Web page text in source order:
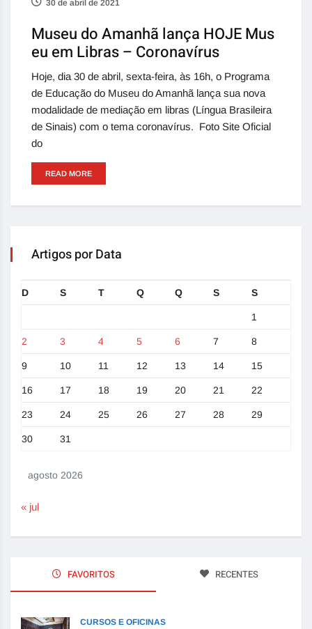
30 de abril de 2021
Museu do Amanhã lança HOJE Mus
eu em Libras – Coronavírus
Hoje, dia 30 de abril, sexta-feira, às 16h, o Programa
de Educação do Museu do Amanhã lança sua nova
modalidade de mediação em libras (Língua Brasileira
de Sinais) com o tema coronavírus. Foto Site Oficial
do
READ MORE
Artigos por Data
agosto 2026
D S T Q Q S S
1
2 3 4 5 6 7 8
9 10 11 12 13 14 15
16 17 18 19 20 21 22
23 24 25 26 27 28 29
30 31
« jul
FAVORITOS RECENTES
CURSOS E OFICINAS